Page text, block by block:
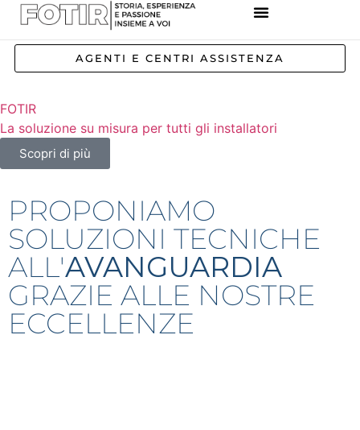
AGENTI E CENTRI ASSISTENZA
FOTIR
La soluzione su misura per tutti gli installatori
Scopri di più
PROPONIAMO
SOLUZIONI TECNICHE
ALL'AVANGUARDIA
GRAZIE ALLE NOSTRE
ECCELLENZE